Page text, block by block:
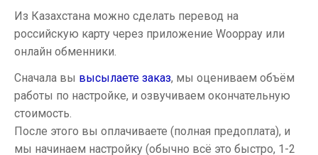
Из Казахстана можно сделать перевод на
российскую карту через приложение Wooppay или
онлайн обменники.
Сначала вы высылаете заказ, мы оцениваем объём
работы по настройке, и озвучиваем окончательную
стоимость.
После этого вы оплачиваете (полная предоплата), и
мы начинаем настройку (обычно всё это быстро, 1-2